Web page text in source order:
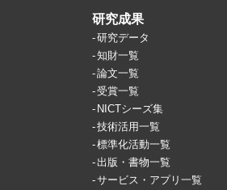
研究成果
研究データ
知財一覧
論文一覧
受賞一覧
NICTシーズ集
技術活用一覧
標準化活動一覧
出版・書物一覧
サービス・アプリ一覧